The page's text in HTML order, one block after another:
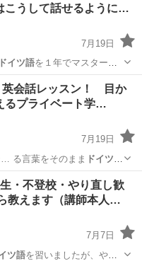
こうして話せるように…
7月19日
ドイツ語を１年でマスターで
英会話レッスン！ 目か
るプライベート学…
7月19日
る言葉をそのまま ドイツ語
ツ語を覚えるというこ…
・不登校・やり直し歓
教えます（講師本人…
7月7日
ツ語を習いましたが、やは